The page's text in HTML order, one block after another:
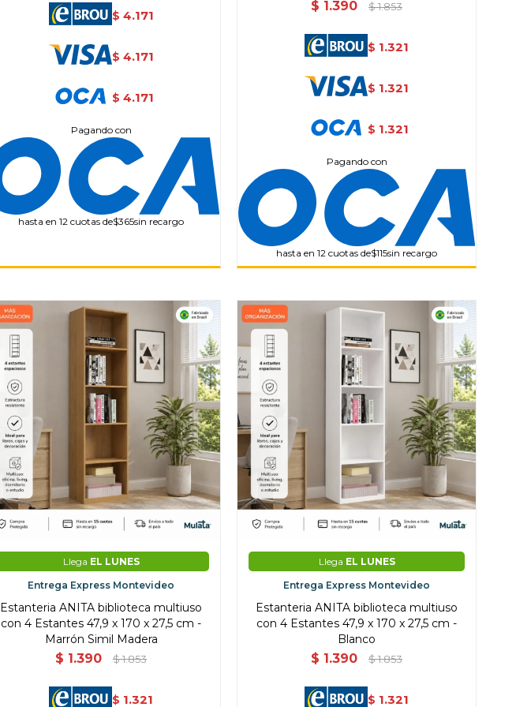
$ 4.171
$ 4.171
$ 4.171
Pagando con
hasta en 12 cuotas de$365sin recargo
$ 1.390 $ 1.853
$ 1.321
$ 1.321
$ 1.321
Pagando con
hasta en 12 cuotas de$115sin recargo
Llega EL LUNES
Entrega Express Montevideo
Estanteria ANITA biblioteca multiuso
con 4 Estantes 47,9 x 170 x 27,5 cm -
Marrón Simil Madera
$ 1.390 $ 1.853
$ 1.321
Llega EL LUNES
Entrega Express Montevideo
Estanteria ANITA biblioteca multiuso
con 4 Estantes 47,9 x 170 x 27,5 cm -
Blanco
$ 1.390 $ 1.853
$ 1.321